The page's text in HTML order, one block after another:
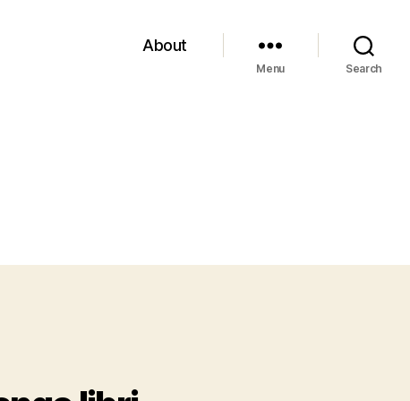
About
Menu Search